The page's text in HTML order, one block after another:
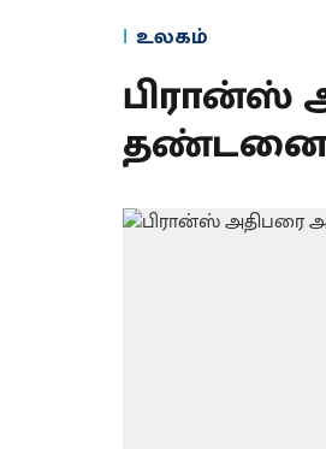
உலகம்
பிரான்ஸ்